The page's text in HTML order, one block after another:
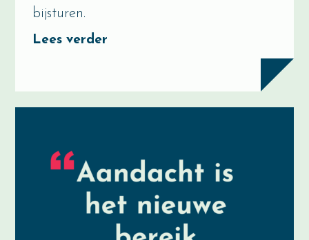
bijsturen.
Lees verder